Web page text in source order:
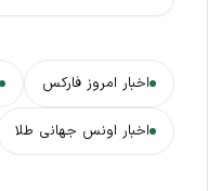
اخبار امروز فارکس
اخبار اونس جهانی طلا